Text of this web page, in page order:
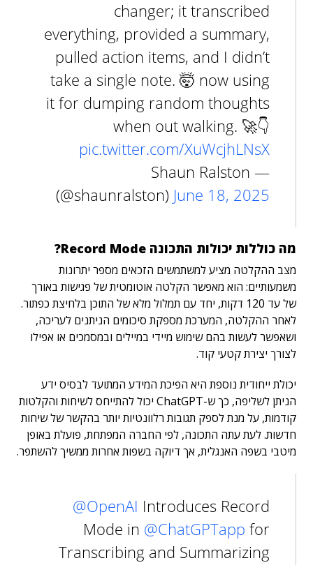
changer; it transcribed
everything, provided a summary,
pulled action items, and I didn’t
take a single note. 🤯 now using
it for dumping random thoughts
when out walking. 🚀👇
pic.twitter.com/XuWcjhLNsX
— Shaun Ralston
(@shaunralston) June 18, 2025
מה כוללות יכולות התכונה Record Mode?
מצב ההקלטה מציע למשתמשים הזכאים מספר יתרונות
משמעותיים: הוא מאפשר הקלטה אוטומטית של פגישות באורך
של עד 120 דקות, יחד עם תמלול מלא של התוכן בלחיצת כפתור.
לאחר ההקלטה, המערכת מספקת סיכומים הניתנים לעריכה,
ושאפשר לעשות בהם שימוש מיידי במיילים ובמסמכים או אפילו
לצורך יצירת קטעי קוד.
יכולת ייחודית נוספת היא הפיכת המידע המתועד לבסיס ידע
הניתן לשליפה, כך ש-ChatGPT יכול להתייחס לשיחות והקלטות
קודמות, על מנת לספק תגובות רלוונטיות יותר בהקשר של שיחות
חדשות. לעת עתה התכונה, לפי החברה המפתחת, פועלת באופן
מיטבי בשפה האנגלית, אך דיוקה בשפות אחרות ממשיך להשתפר.
@OpenAI Introduces Record
Mode in @ChatGPTapp for
Transcribing and Summarizing